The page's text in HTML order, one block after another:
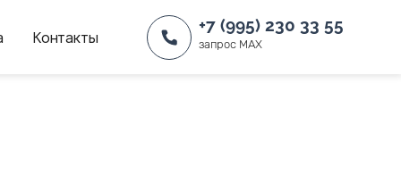
Контакты
+7 (995) 230 33 55
запрос MAX